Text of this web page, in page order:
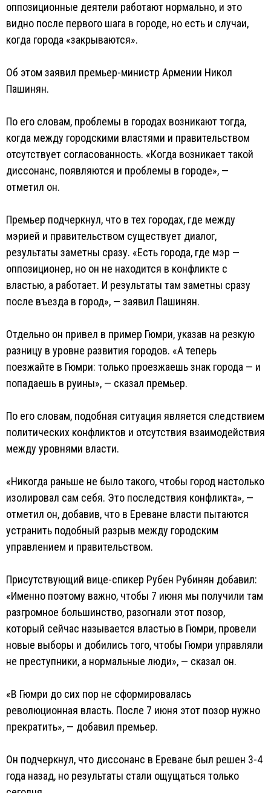
оппозиционные деятели работают нормально, и это
видно после первого шага в городе, но есть и случаи,
когда города «закрываются».
Об этом заявил премьер-министр Армении Никол
Пашинян.
По его словам, проблемы в городах возникают тогда,
когда между городскими властями и правительством
отсутствует согласованность. «Когда возникает такой
диссонанс, появляются и проблемы в городе», —
отметил он.
Премьер подчеркнул, что в тех городах, где между
мэрией и правительством существует диалог,
результаты заметны сразу. «Есть города, где мэр —
оппозиционер, но он не находится в конфликте с
властью, а работает. И результаты там заметны сразу
после въезда в город», — заявил Пашинян.
Отдельно он привел в пример Гюмри, указав на резкую
разницу в уровне развития городов. «А теперь
поезжайте в Гюмри: только проезжаешь знак города — и
попадаешь в руины», — сказал премьер.
По его словам, подобная ситуация является следствием
политических конфликтов и отсутствия взаимодействия
между уровнями власти.
«Никогда раньше не было такого, чтобы город настолько
изолировал сам себя. Это последствия конфликта», —
отметил он, добавив, что в Ереване власти пытаются
устранить подобный разрыв между городским
управлением и правительством.
Присутствующий вице-спикер Рубен Рубинян добавил:
«Именно поэтому важно, чтобы 7 июня мы получили там
разгромное большинство, разогнали этот позор,
который сейчас называется властью в Гюмри, провели
новые выборы и добились того, чтобы Гюмри управляли
не преступники, а нормальные люди», — сказал он.
«В Гюмри до сих пор не сформировалась
революционная власть. После 7 июня этот позор нужно
прекратить», — добавил премьер.
Он подчеркнул, что диссонанс в Ереване был решен 3-4
года назад, но результаты стали ощущаться только